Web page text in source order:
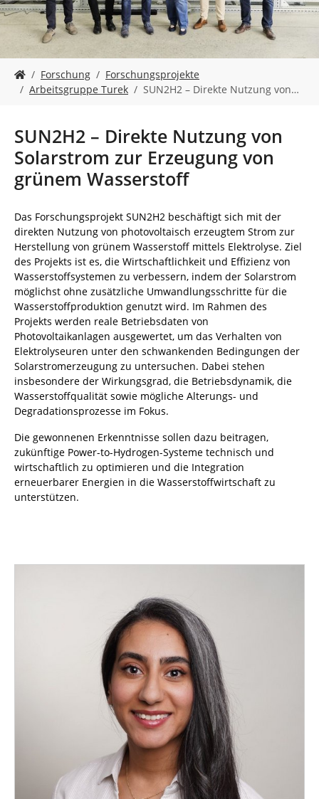
i
n
d
i
r
:
Forschung
Forschungsprojekte
Arbeitsgruppe Turek
SUN2H2 – Direkte Nutzung von…
SUN2H2 – Direkte Nutzung von
Solarstrom zur Erzeugung von
grünem Wasserstoff
Das Forschungsprojekt SUN2H2 beschäftigt sich mit der
direkten Nutzung von photovoltaisch erzeugtem Strom zur
Herstellung von grünem Wasserstoff mittels Elektrolyse. Ziel
des Projekts ist es, die Wirtschaftlichkeit und Effizienz von
Wasserstoffsystemen zu verbessern, indem der Solarstrom
möglichst ohne zusätzliche Umwandlungsschritte für die
Wasserstoffproduktion genutzt wird. Im Rahmen des
Projekts werden reale Betriebsdaten von
Photovoltaikanlagen ausgewertet, um das Verhalten von
Elektrolyseuren unter den schwankenden Bedingungen der
Solarstromerzeugung zu untersuchen. Dabei stehen
insbesondere der Wirkungsgrad, die Betriebsdynamik, die
Wasserstoffqualität sowie mögliche Alterungs- und
Degradationsprozesse im Fokus.
Die gewonnenen Erkenntnisse sollen dazu beitragen,
zukünftige Power-to-Hydrogen-Systeme technisch und
wirtschaftlich zu optimieren und die Integration
erneuerbarer Energien in die Wasserstoffwirtschaft zu
unterstützen.